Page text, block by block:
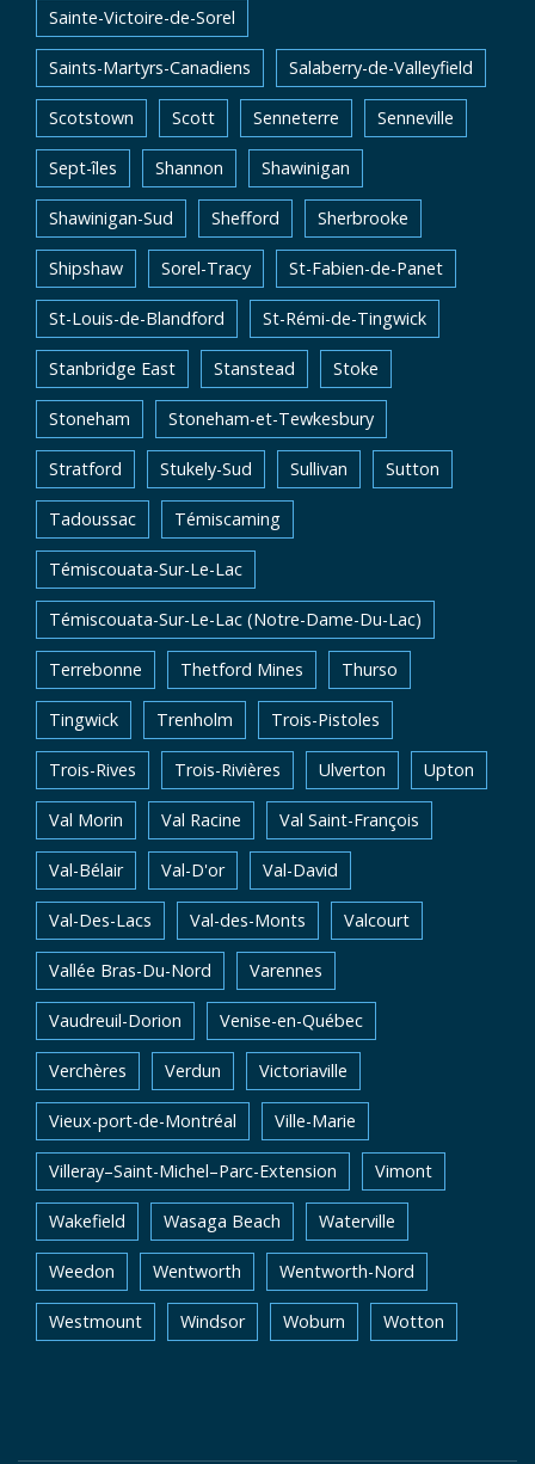
Sainte-Victoire-de-Sorel
Saints-Martyrs-Canadiens Salaberry-de-Valleyfield
Scotstown Scott Senneterre Senneville
Sept-îles Shannon Shawinigan
Shawinigan-Sud Shefford Sherbrooke
Shipshaw Sorel-Tracy St-Fabien-de-Panet
St-Louis-de-Blandford St-Rémi-de-Tingwick
Stanbridge East Stanstead Stoke
Stoneham Stoneham-et-Tewkesbury
Stratford Stukely-Sud Sullivan Sutton
Tadoussac Témiscaming
Témiscouata-Sur-Le-Lac
Témiscouata-Sur-Le-Lac (Notre-Dame-Du-Lac)
Terrebonne Thetford Mines Thurso
Tingwick Trenholm Trois-Pistoles
Trois-Rives Trois-Rivières Ulverton Upton
Val Morin Val Racine Val Saint-François
Val-Bélair Val-D'or Val-David
Val-Des-Lacs Val-des-Monts Valcourt
Vallée Bras-Du-Nord Varennes
Vaudreuil-Dorion Venise-en-Québec
Verchères Verdun Victoriaville
Vieux-port-de-Montréal Ville-Marie
Villeray–Saint-Michel–Parc-Extension Vimont
Wakefield Wasaga Beach Waterville
Weedon Wentworth Wentworth-Nord
Westmount Windsor Woburn Wotton